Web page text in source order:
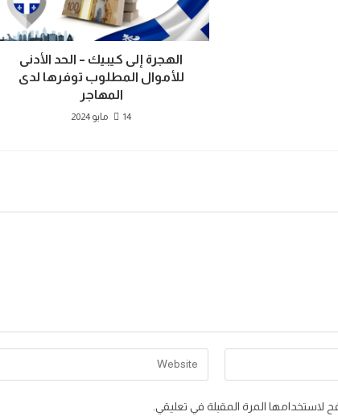
الهجرة إلى كيبيك – الحد الأدنى
للأموال المطلوب توفرها لدى
المهاجر
14 مايو 2024
Enter
your
لاستخدامها المرة المقبلة في تعليقي.